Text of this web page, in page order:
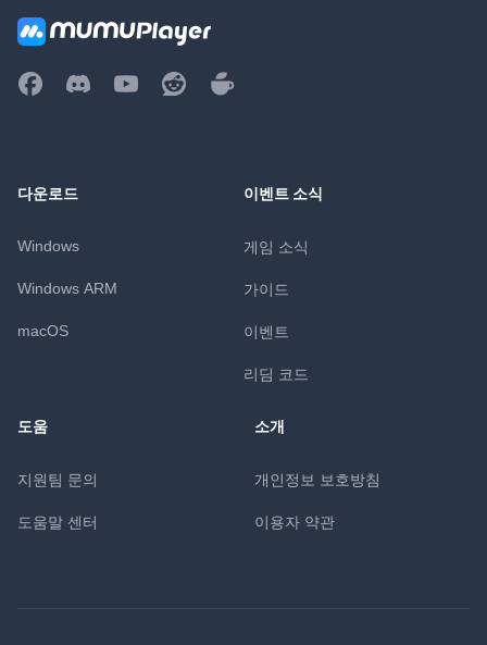
다운로드
Windows
Windows ARM
macOS
이벤트 소식
게임 소식
가이드
이벤트
리딤 코드
도움
지원팀 문의
도움말 센터
소개
개인정보 보호방침
이용자 약관